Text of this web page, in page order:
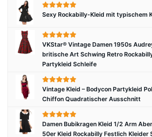
Sexy Rockabilly-Kleid mit typischem
VKStar® Vintage Damen 1950s
britische Art Schwing Retro
Partykleid Schleife
Vintage Kleid – Bodycon Partykleid
Chiffon Quadratischer Ausschnitt
Damen Bubikragen Kleid 1/2 Arm
50er Kleid Rockabilly Festlich Kleider